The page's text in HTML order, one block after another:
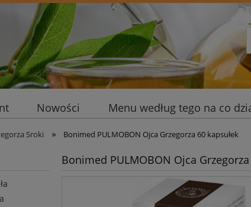
Nowości Menu według tego na co
Sroki » Bonimed PULMOBON Ojca Grzegorza 60 kapsułek
Bonimed PULMOBON Ojca Grzegorza